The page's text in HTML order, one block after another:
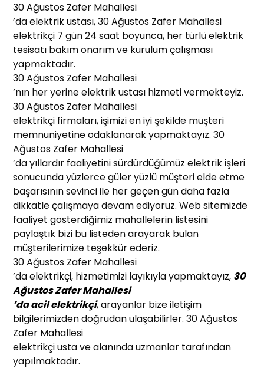
30 Ağustos Zafer Mahallesi
’da elektrik ustası, 30 Ağustos Zafer Mahallesi
elektrikçi 7 gün 24 saat boyunca, her türlü elektrik
tesisatı bakım onarım ve kurulum çalışması
yapmaktadır.
30 Ağustos Zafer Mahallesi
’nın her yerine elektrik ustası hizmeti vermekteyiz.
30 Ağustos Zafer Mahallesi
elektrikçi firmaları, işimizi en iyi şekilde müşteri
memnuniyetine odaklanarak yapmaktayız. 30
Ağustos Zafer Mahallesi
’da yıllardır faaliyetini sürdürdüğümüz elektrik işleri
sonucunda yüzlerce güler yüzlü müşteri elde etme
başarısının sevinci ile her geçen gün daha fazla
dikkatle çalışmaya devam ediyoruz. Web sitemizde
faaliyet gösterdiğimiz mahallelerin listesini
paylaştık bizi bu listeden arayarak bulan
müşterilerimize teşekkür ederiz.
30 Ağustos Zafer Mahallesi
’da elektrikçi, hizmetimizi layıkıyla yapmaktayız, 30
Ağustos Zafer Mahallesi
’da acil elektrikçi, arayanlar bize iletişim
bilgilerimizden doğrudan ulaşabilirler. 30 Ağustos
Zafer Mahallesi
elektrikçi usta ve alanında uzmanlar tarafından
yapılmaktadır.